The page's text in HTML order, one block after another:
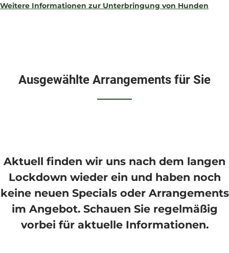
Weitere Informationen zur Unterbringung von Hunden
Ausgewählte Arrangements für Sie
Aktuell finden wir uns nach dem langen
Lockdown wieder ein und haben noch
keine neuen Specials oder Arrangements
im Angebot. Schauen Sie regelmäßig
vorbei für aktuelle Informationen.